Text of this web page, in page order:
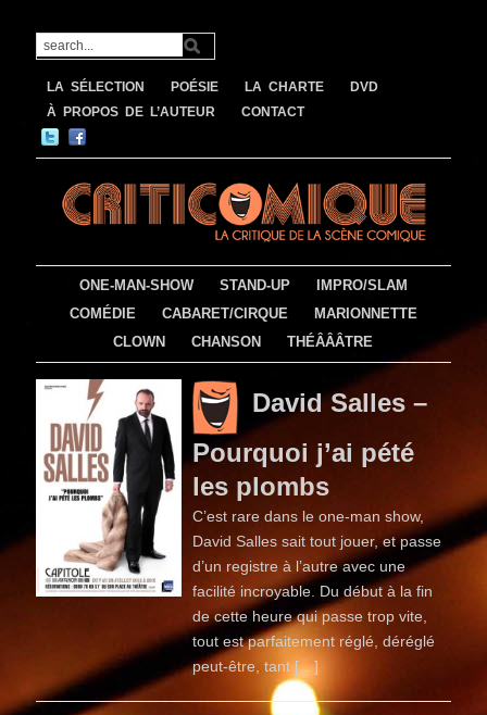
LA SÉLECTION POÉSIE LA CHARTE
DVD
À PROPOS DE L’AUTEUR
CONTACT
ONE-MAN-SHOW STAND-UP
IMPRO/SLAM
COMÉDIE
CABARET/CIRQUE
MARIONNETTE
CLOWN
CHANSON THÉÂÂÂTRE
David Salles –
Pourquoi j’ai pété
les plombs
C’est rare dans le one-man show,
David Salles sait tout jouer, et passe
d’un registre à l’autre avec une
facilité incroyable. Du début à la fin
de cette heure qui passe trop vite,
tout est parfaitement réglé, déréglé
peut-être, tant […]